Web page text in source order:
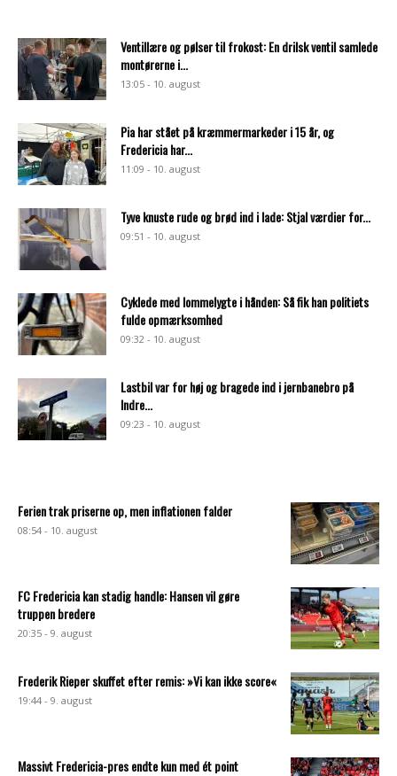
Ventillære og pølser til frokost: En drilsk ventil samlede
montørerne i...
13:05 - 10. august
Pia har stået på kræmmermarkeder i 15 år, og
Fredericia har...
11:09 - 10. august
Tyve knuste rude og brød ind i lade: Stjal værdier for...
09:51 - 10. august
Cyklede med lommelygte i hånden: Så fik han politiets
fulde opmærksomhed
09:32 - 10. august
Lastbil var for høj og bragede ind i jernbanebro på
Indre...
09:23 - 10. august
Ferien trak priserne op, men inflationen falder
08:54 - 10. august
FC Fredericia kan stadig handle: Hansen vil gøre
truppen bredere
20:35 - 9. august
Frederik Rieper skuffet efter remis: »Vi kan ikke score«
19:44 - 9. august
Massivt Fredericia-pres endte kun med ét point